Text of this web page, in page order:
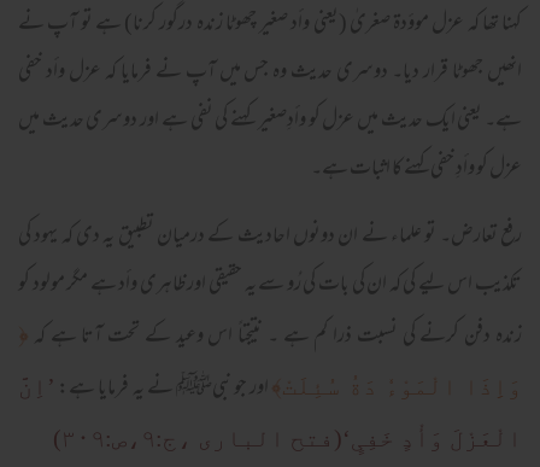
کہنا تھا کہ عزل موؤدۃ صغریٰ (یعنی وأد صغیر چھوٹا زندہ درگور کرنا) ہے تو آپ نے
انھیں جھوٹا قرار دیا۔ دوسری حدیث وہ جس میں آپ نے فرمایا کہ عزل وأد خفی
ہے۔ یعنی ایک حدیث میں عزل کو وأدِصغیر کہنے کی نفی ہے اور دوسری حدیث میں
عزل کو وأدِ خفی کہنے کا اثبات ہے۔
رفع تعارض۔ تو علماء نے ان دونوں احادیث کے درمیان تطبیق یہ دی کہ یہود کی
تکذیب اس لیے کی کہ ان کی بات کی رُو سے یہ حقیقی اور ظاہری وأد ہے مگر مولود کو
زندہ دفن کرنے کی نسبت ذرا کم ہے ۔ نتیجتاً اس وعید کے تحت آتا ہے کہ ﴿
وَاِِذَا الْمَوْءٗ دَةُ سُئِلَتْ﴾ اور جو نبیﷺ نے یہ فرمایا ہے: ’اِنَّ
الْعَزْلَ وَأْدٍ خَفِیٍ‘(فتح الباری ،ج:۹،ص:۳۰۹)